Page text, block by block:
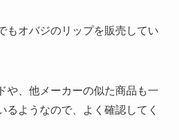
もオバジのリップを販売してい
や、他メーカーの似た商品も一
るようなので、よく確認してく